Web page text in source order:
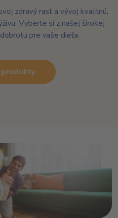
zdravý rast a vývoj kvalitnú,
Vyberte si z našej širokej
pre vaše dieťa.
produkty